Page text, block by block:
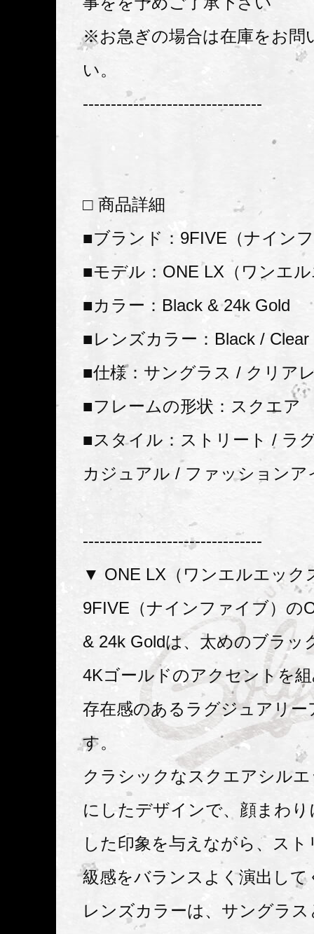
※お急ぎの場合は在庫をお問
い。
--------------------------------
□ 商品詳細
■ブランド：9FIVE（ナイン
■モデル：ONE LX（ワンエ
■カラー：Black & 24k Gold
■レンズカラー：Black / Clear
■仕様：サングラス / クリア
■フレームの形状：スクエア
■スタイル：ストリート / ラ
カジュアル / ファッションア
--------------------------------
▼ ONE LX（ワンエルエック
9FIVE（ナインファイブ）の
& 24k Goldは、太めのブラッ
4Kゴールドのアクセントを
存在感のあるラグジュアリ
す。
クラシックなスクエアシル
にしたデザインで、顔まわ
した印象を与えながら、ス
級感をバランスよく演出して
レンズカラーは、サングラ